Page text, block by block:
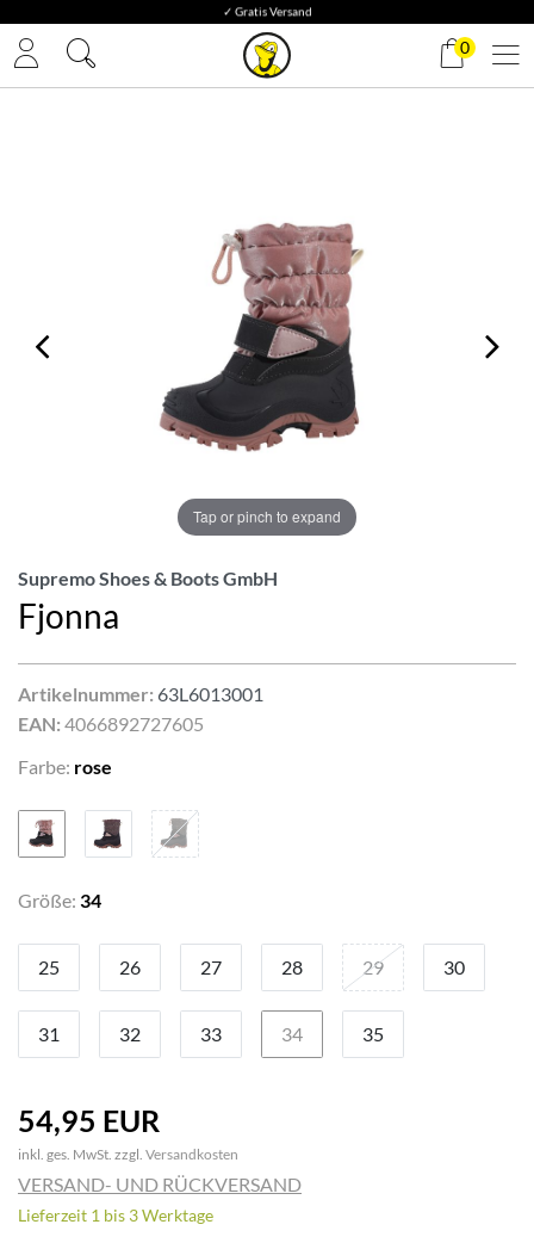
✓ Gratis Versand
0
Tap or pinch to expand
Supremo Shoes & Boots GmbH
Fjonna
Artikelnummer: 63L6013001
EAN: 4066892727605
Farbe: rose
Größe: 34
25 26 27 28 29 30
31 32 33 34 35
54,95 EUR
inkl. ges. MwSt. zzgl. Versandkosten
VERSAND- UND RÜCKVERSAND
Lieferzeit 1 bis 3 Werktage